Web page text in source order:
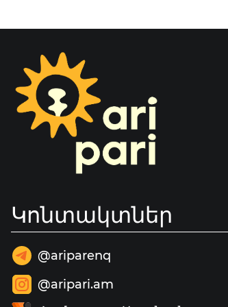
Կոնտակտներ
@ariparenq
@aripari.am